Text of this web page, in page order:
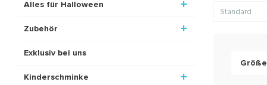
Alles für Halloween
Zubehör
Exklusiv bei uns
Kinderschminke
Standard
Größe